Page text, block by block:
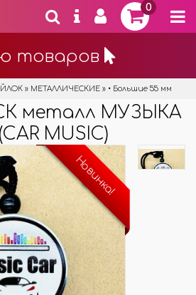
0
товаров
» МЕТАЛЛИЧЕСКИЕ » • Большие 55 мм
металл МУЗЫКА
MUSIC)
Новинка!